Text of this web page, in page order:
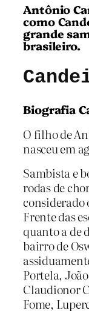
Antônio
como
grande
brasileiro.
Biografia
O filho de
nasceu em
Sambista e
rodas de
considerado
Frente das
quanto a de
bairro de
Portela,
Claudionor
Fome,